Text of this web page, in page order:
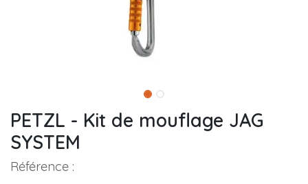
PETZL - Kit de mouflage JAG
SYSTEM
Référence :